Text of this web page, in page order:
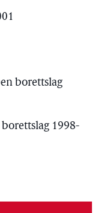
borettslag
1998-